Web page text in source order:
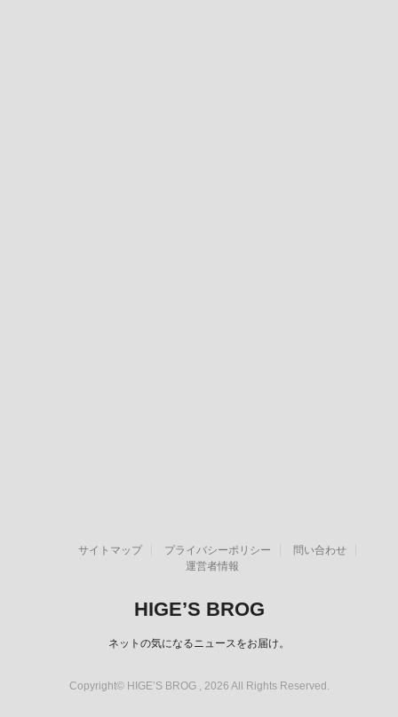
サイトマップ プライバシーポリシー
問い合わせ
運営者情報
HIGE’S BROG
ネットの気になるニュースをお届け。
Copyright© HIGE’S BROG , 2026 All Rights Reserved.